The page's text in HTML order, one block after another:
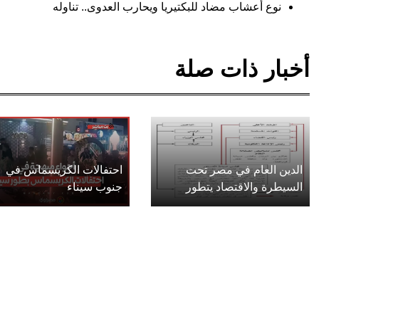
نوع أعشاب مضاد للبكتيريا ويحارب العدوى.. تناوله
أخبار ذات صلة
الدين العام في مصر تحت
السيطرة والاقتصاد يتطور
احتفالات الكريسماس في
جنوب سيناء